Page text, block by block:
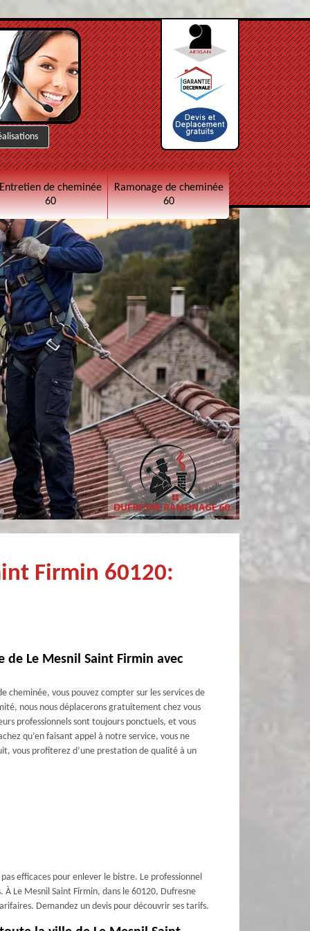
de cheminée
60
Ramonage de cheminée
60
Simon Bataille-
Vandereecken
De très bon conseil et expertise au top, en plus d’être très sympathique, je recommande! Nous avons été bien aidés et renseignés sur quoi faire de notre insert et son entretien futur, merci :)
sylvain bury
Très bon Professionnel Recommandé
Firmin 60120:
Le Mesnil Saint Firmin avec
cheminée, vous pouvez compter sur les services de
nous nous déplacerons gratuitement chez vous
professionnels sont toujours ponctuels, et vous
qu’en faisant appel à notre service, vous ne
vous profiterez d’une prestation de qualité à un
efficaces pour enlever le bistre. Le professionnel
Le Mesnil Saint Firmin, dans le 60120, Dufresne
Demandez un devis pour découvrir ses tarifs.